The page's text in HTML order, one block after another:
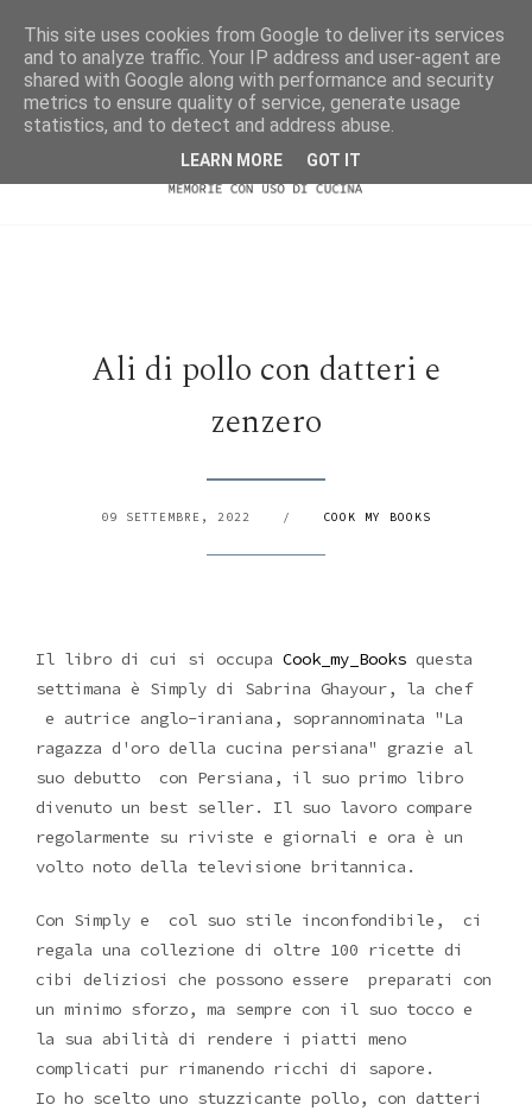
Ali di pollo con datteri e
zenzero
09 SETTEMBRE, 2022 / COOK MY BOOKS
Il libro di cui si occupa Cook_my_Books questa
settimana è Simply di Sabrina Ghayour, la chef
e autrice anglo-iraniana, soprannominata "La
ragazza d'oro della cucina persiana" grazie al
suo debutto con Persiana, il suo primo libro
divenuto un best seller. Il suo lavoro compare
regolarmente su riviste e giornali e ora è un
volto noto della televisione britannica.
Con Simply e col suo stile inconfondibile,
ci
regala una collezione di oltre 100 ricette di
cibi deliziosi che possono essere
preparati con
un minimo sforzo, ma sempre con il suo tocco e
la sua abilità di rendere i piatti meno
complicati pur rimanendo ricchi di sapore.
Io ho scelto uno stuzzicante pollo, con datteri
This site uses cookies from Google to deliver its services
and to analyze traffic. Your IP address and user-agent are
shared with Google along with performance and security
metrics to ensure quality of service, generate usage
statistics, and to detect and address abuse.
LEARN MORE GOT IT